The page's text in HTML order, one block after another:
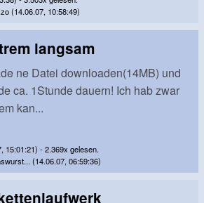
(14.06.07, 10:58:49)
langsam
ne Datei downloaden(14MB) und
ca. 1Stunde dauern! Ich hab zwar
kan...
15:01:21) - 2.369x gelesen.
(14.06.07, 06:59:36)